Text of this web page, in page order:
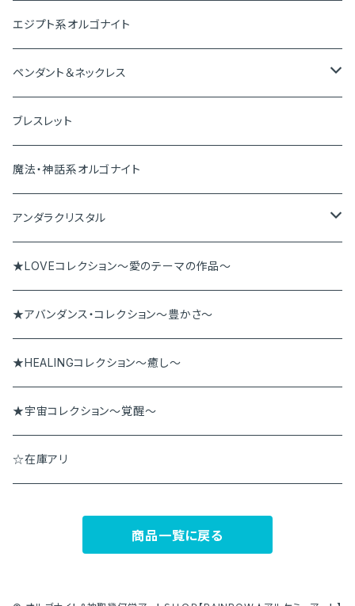
プレートオルゴナイト
神聖幾何学オルゴナイト
エジプト系オルゴナイト
ペンダント＆ネックレス
ペンダントトップ
ピアス＆イヤリング
ブレスレット
ペンダント
その他
ブレスレット
魔法・神話系オルゴナイト
アンダラクリスタル
アンダラペンダント
アンダラブレス
★LOVEコレクション～愛のテーマの作品～
★アバンダンス・コレクション～豊かさ～
★HEALINGコレクション～癒し～
★宇宙コレクション～覚醒～
☆在庫アリ
商品一覧に戻る